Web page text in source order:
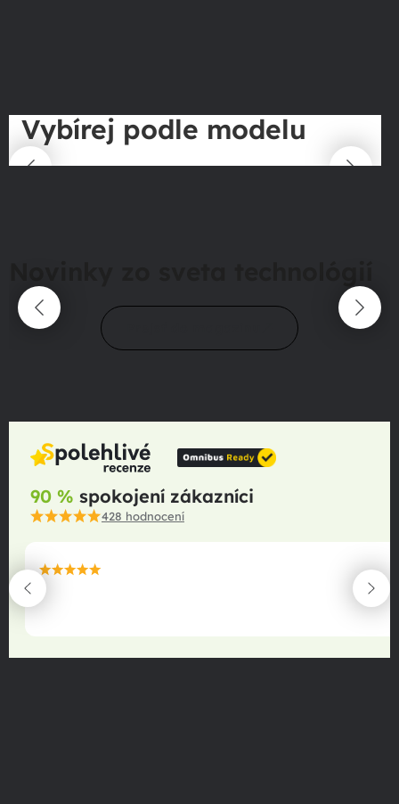
Vybírej podle modelu
90 % spokojení zákazníci
428 hodnocení
maximální spokojenost
22.06.2025